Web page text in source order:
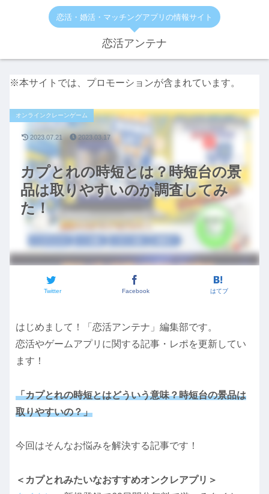
恋活・婚活・マッチングアプリの情報サイト
恋活アンテナ
※本サイトでは、プロモーションが含まれています。
カプとれの時短とは？時短台の景
品は取りやすいのか調査してみ
た！
オンラインクレーンゲーム
Twitter Facebook はてブ
2023.07.21 2023.03.17
はじめまして！「恋活アンテナ」編集部です。
恋活やゲームアプリに関する記事・レポを更新してい
ます！
「カプとれの時短とはどういう意味？時短台の景品は
取りやすいの？」
今回はそんなお悩みを解決する記事です！
＜カプとれみたいなおすすめオンクレアプリ＞